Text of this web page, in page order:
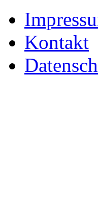
Kontakt